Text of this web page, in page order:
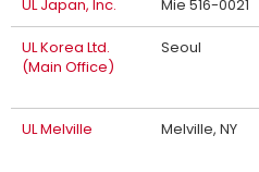
UL Japan, Inc. Mie 516-0021
UL Korea Ltd.
(Main Office)
Seoul
UL Melville Melville, NY